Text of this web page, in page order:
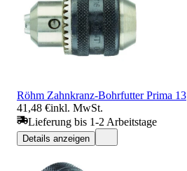
Röhm Zahnkranz-Bohrfutter Prima 13
41,48 €inkl. MwSt.
Lieferung bis 1-2 Arbeitstage
Details anzeigen